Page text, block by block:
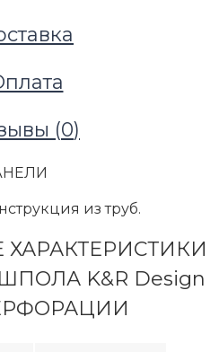
K&R Design без
(0)
из труб.
ХАРАКТЕРИСТИКИ
K&R Design